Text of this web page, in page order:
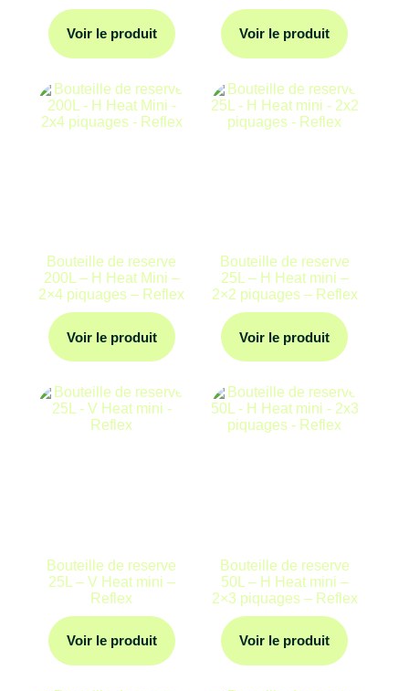
Voir le produit Voir le produit
Bouteille de reserve
200L – H Heat Mini –
2×4 piquages – Reflex
Voir le produit
Bouteille de reserve
25L – H Heat mini –
2×2 piquages – Reflex
Voir le produit
Bouteille de reserve
25L – V Heat mini –
Reflex
Voir le produit
Bouteille de reserve
50L – H Heat mini –
2×3 piquages – Reflex
Voir le produit